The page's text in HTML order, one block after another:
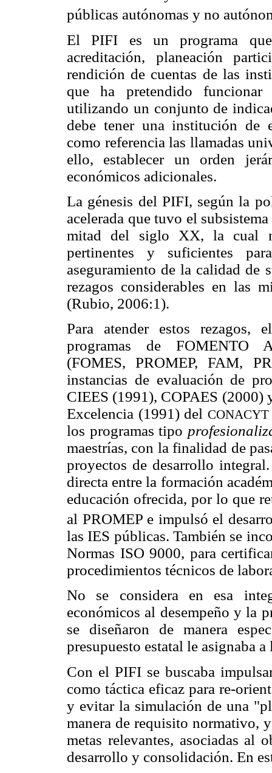
públicas autónomas y no
El PIFI es un programa
acreditación, planeación
rendición de cuentas de las
que ha pretendido
utilizando un conjunto de
debe tener una institución de
como referencia las llamadas
ello, establecer un orden
económicos adicionales.
La génesis del PIFI, según la
acelerada que tuvo el
mitad del siglo XX, la cual
pertinentes y suficientes
aseguramiento de la calidad de
rezagos considerables en las
(Rubio, 2006:1).
Para atender estos
programas de FOMENTO
(FOMES, PROMEP, FAM,
instancias de evaluación de
CIEES (1991), COPAES (2000)
Excelencia (1991) del CONACYT
los programas tipo
maestrías, con la finalidad de
proyectos de desarrollo
directa entre la formación
educación ofrecida, por lo que
al PROMEP e impulsó el
las IES públicas. También se
Normas ISO 9000, para
procedimientos técnicos de
No se considera en esa
económicos al desempeño y la
se diseñaron de manera
presupuesto estatal le asignaba a
Con el PIFI se buscaba
como táctica eficaz para re-
y evitar la simulación de una
manera de requisito normativo,
metas relevantes, asociadas al
desarrollo y consolidación. En